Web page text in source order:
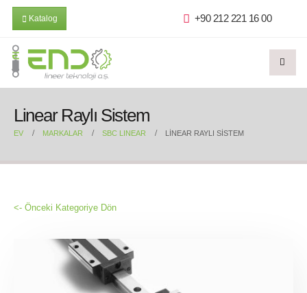
Katalog +90 212 221 16 00
Linear Raylı Sistem
EV MARKALAR SBC LINEAR LINEAR RAYLI SISTEM
<- Önceki Kategoriye Dön